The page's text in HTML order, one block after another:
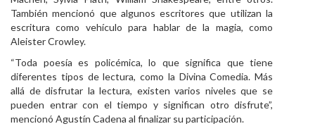
También mencionó que algunos escritores que utilizan la
escritura como vehículo para hablar de la magia, como
Aleister Crowley.
“Toda poesía es policémica, lo que significa que tiene
diferentes tipos de lectura, como la Divina Comedia. Más
allá de disfrutar la lectura, existen varios niveles que se
pueden entrar con el tiempo y significan otro disfrute”,
mencionó Agustín Cadena al finalizar su participación.